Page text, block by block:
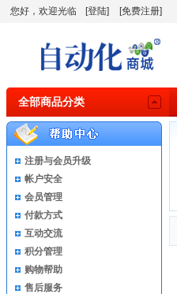
您好，欢迎光临 [登陆] [免费注册]
全部商品分类
注册与会员升级
帐户安全
会员管理
付款方式
互动交流
积分管理
购物帮助
售后服务